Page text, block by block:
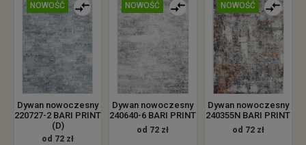
NOWOŚĆ
Dywan nowoczesny
220727-2 BARI PRINT
(D)
od 72 zł
NOWOŚĆ
Dywan nowoczesny
240640-6 BARI PRINT
od 72 zł
NOWOŚĆ
Dywan nowoczesny
240355N BARI PRINT
od 72 zł